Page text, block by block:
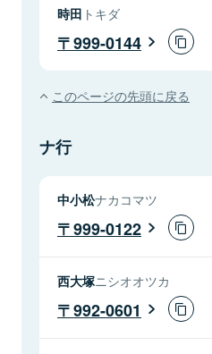
時田 トキダ
999-0144
このページの先頭に戻る
ナ行
中小松ナカコマツ
999-0122
西大塚ニシオオツカ
992-0601